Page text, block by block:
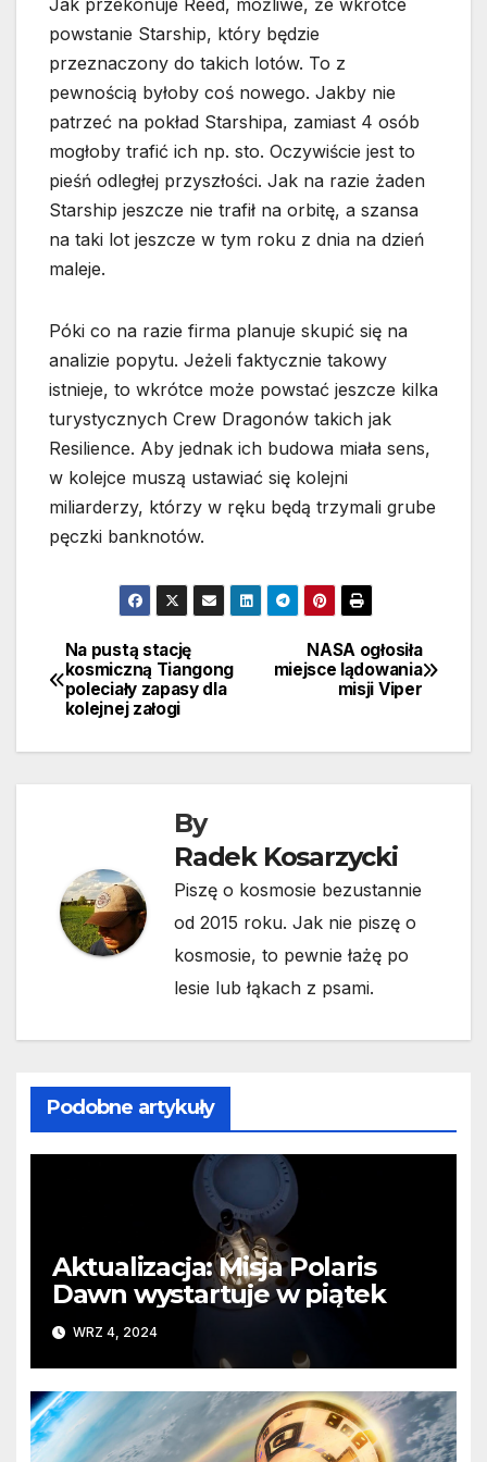
powstanie Starship, który będzie
przeznaczony do takich lotów. To z
pewnością byłoby coś nowego. Jakby nie
patrzeć na pokład Starshipa, zamiast 4 osób
mogłoby trafić ich np. sto. Oczywiście jest to
pieśń odległej przyszłości. Jak na razie żaden
Starship jeszcze nie trafił na orbitę, a szansa
na taki lot jeszcze w tym roku z dnia na dzień
maleje.
Póki co na razie firma planuje skupić się na
analizie popytu. Jeżeli faktycznie takowy
istnieje, to wkrótce może powstać jeszcze kilka
turystycznych Crew Dragonów takich jak
Resilience. Aby jednak ich budowa miała sens,
w kolejce muszą ustawiać się kolejni
miliarderzy, którzy w ręku będą trzymali grube
pęczki banknotów.
Nawigacja
wpisu
NASA ogłosiła
miejsce lądowania
misji Viper
Na pustą stację
kosmiczną Tiangong
poleciały zapasy dla
kolejnej załogi
By
Radek Kosarzycki
Piszę o kosmosie bezustannie
od 2015 roku. Jak nie piszę o
kosmosie, to pewnie łażę po
lesie lub łąkach z psami.
Podobne artykuły
Aktualizacja: Misja Polaris
Dawn wystartuje w piątek
WRZ 4, 2024